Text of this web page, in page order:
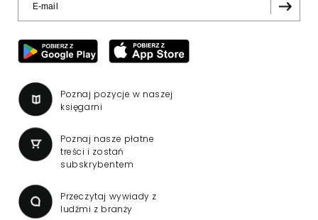
Poznaj pozycje w naszej
księgarni
Poznaj nasze płatne
treści i zostań
subskrybentem
Przeczytaj wywiady z
ludźmi z branży